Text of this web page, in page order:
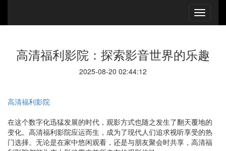
高清福利影院：探索影音世界的乐趣
2025-08-20 02:44:12
高清福利影院
在这个数字化迅猛发展的时代，观影方式也随之发生了翻天覆地的
变化。高清福利影院应运而生，成为了现代人们追求视听享受的热
门选择。无论是在家中悠闲观看，还是与朋友聚会时共享，高清福